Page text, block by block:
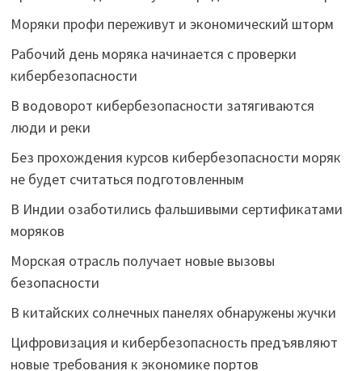
Моряки профи переживут и экономический шторм
Рабочий день моряка начинается с проверки
кибербезопасности
В водоворот кибербезопасности затягиваются
люди и реки
Без прохождения курсов кибербезопасности моряк
не будет считаться подготовленным
В Индии озаботились фальшивыми сертификатами
моряков
Морская отрасль получает новые вызовы
безопасности
В китайских солнечных панелях обнаружены жучки
Цифровизация и кибербезопасность предъявляют
новые требования к экономике портов